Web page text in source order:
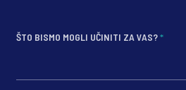
ŠTO BISMO MOGLI UČINITI ZA VAS?*